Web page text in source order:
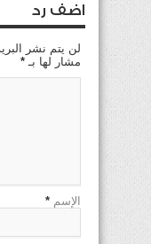
اضف رد
لن يتم نشر
مشار لها بـ *
الإسم *